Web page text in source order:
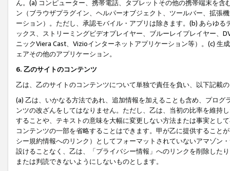
ん。(a) コンピューター、携帯電話、タブレットその他の携帯端末を
ン（ブラウザプラグイン、ヘルパーオブジェクト、ツールバー、拡張
ーション）。ただし、承認モバイル・アプリは除きます。(b) あらゆ
ックス、ストリーミングビデオプレイヤー、ブルーレイプレイヤー、
ニックViera Cast、Vizioインターネットアプリケーション等）。(c)
ェアその他のアプリケーション。
6. 乙のサイトのコンテンツ
乙は、乙のサイトのコンテンツについて単独で責任を負い、以下記載
(a) 乙は、いかなる方法であれ、追加情報を加えることも含め、プロ
ンツの改ざんをしてはなりません。ただし、乙は、当初の比率を維持
することや、テキストの意味を大幅に変更しない方法または事実とし
コンテンツの一部を省略することはできます。甲が乙に提供すること
シー規約情報へのリンク）としてフォーマットされていないアマゾン
設けることなく、乙は、「プライバシー情報」へのリンクを削除した
または判読できないようにしないものとします。